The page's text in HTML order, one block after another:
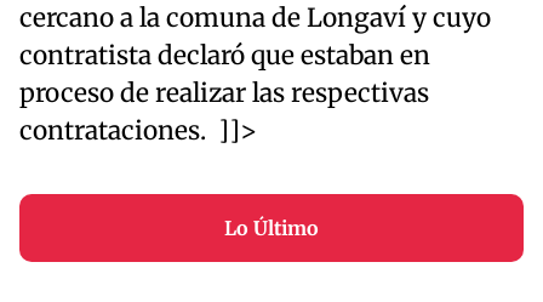
cercano a la comuna de Longaví y cuyo
contratista declaró que estaban en
proceso de realizar las respectivas
contrataciones. ]]>
Lo Último